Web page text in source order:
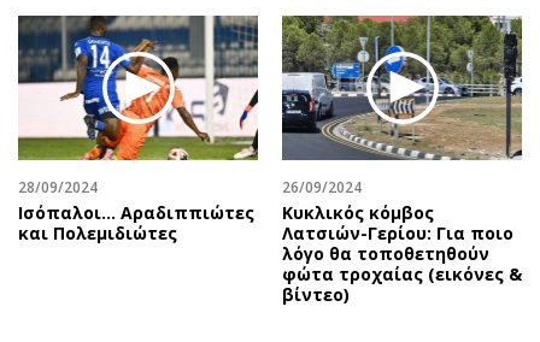
28/09/2024
Ισόπαλοι… Αραδιππιώτες
και Πολεμιδιώτες
26/09/2024
Κυκλικός κόμβος
Λατσιών-Γερίου: Για ποιο
λόγο θα τοποθετηθούν
φώτα τροχαίας (εικόνες &
βίντεο)